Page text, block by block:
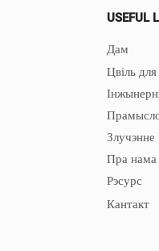
USEFUL
Дам
Цвіль
Злучэнне
Пра нама
Рэсурс
Кантакт